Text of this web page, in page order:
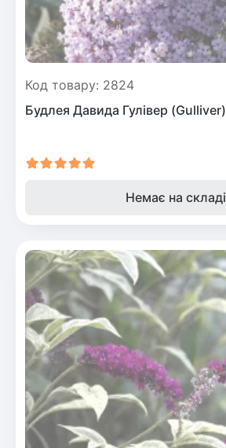
Код товару: 2824
Будлея Давида Гулівер (Gulliver)
Немає на складі